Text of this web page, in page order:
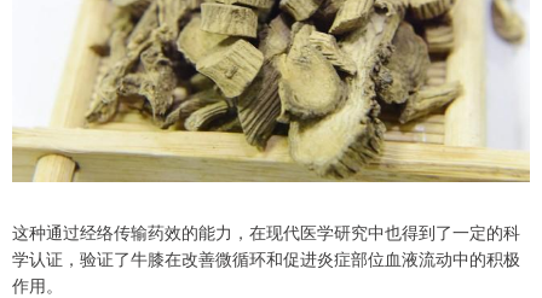
这种通过经络传输药效的能力，在现代医学研究中也得到了一定的科
学认证，验证了牛膝在改善微循环和促进炎症部位血液流动中的积极
作用。